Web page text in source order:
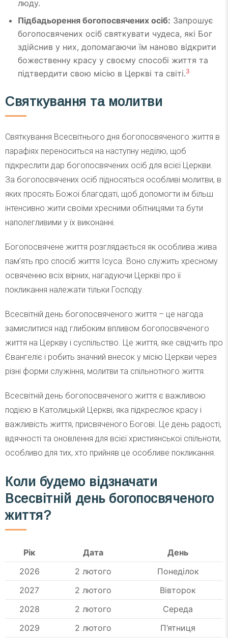
люду.
Підбадьорення богопосвячених осіб: Запрошує
богопосвячених осіб святкувати чудеса, які Бог
здійснив у них, допомагаючи їм наново відкрити
божественну красу у своєму способі життя та
підтвердити свою місію в Церкві та світі.3
Святкування та молитви
Святкування Всесвітнього дня богопосвяченого життя в
парафіях переноситься на наступну неділю, щоб
підкреслити дар богопосвячених осіб для всієї Церкви.
За богопосвячених осіб підносяться особливі молитви, в
яких просять Божої благодаті, щоб допомогти їм більш
інтенсивно жити своїми хресними обітницями та бути
наполегливими у їх виконанні.
Богопосвячене життя розглядається як особлива жива
пам’ять про спосіб життя Ісуса. Воно служить хресному
освяченню всіх вірних, нагадуючи Церкві про її
покликання належати тільки Господу.
Всесвітній день богопосвяченого життя – це нагода
замислитися над глибоким впливом богопосвяченого
життя на Церкву і суспільство. Це життя, яке свідчить про
Євангеліє і робить значний внесок у місію Церкви через
різні форми служіння, молитви та спільнотного життя.
Всесвітній день богопосвяченого життя є важливою
подією в Католицькій Церкві, яка підкреслює красу і
важливість життя, присвяченого Богові. Це день радості,
вдячності та оновлення для всієї християнської спільноти,
особливо для тих, хто прийняв це особливе покликання.
Коли будемо відзначати
Всесвітній день богопосвяченого
життя?
Рік Дата
День
2026
2 лютого
Понеділок
2027
2 лютого
Вівторок
2028
2 лютого
Середа
2029
2 лютого
П’ятниця